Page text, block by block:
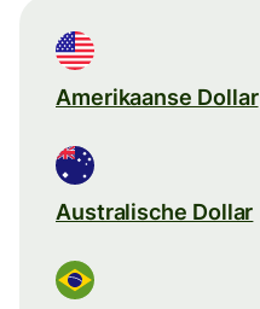
Amerikaanse Dollar
Australische Dollar